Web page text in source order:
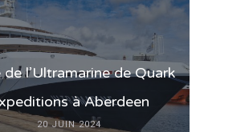
l’Ultramarine de Quark
à Aberdeen
20 JUIN 2024